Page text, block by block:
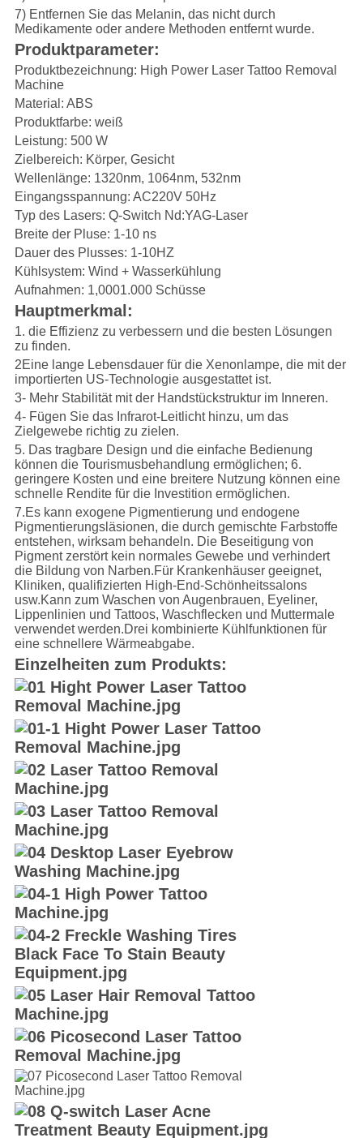
7) Entfernen Sie das Melanin, das nicht durch
Medikamente oder andere Methoden entfernt wurde.
Produktparameter:
Produktbezeichnung: High Power Laser Tattoo Removal
Machine
Material: ABS
Produktfarbe: weiß
Leistung: 500 W
Zielbereich: Körper, Gesicht
Wellenlänge: 1320nm, 1064nm, 532nm
Eingangsspannung: AC220V 50Hz
Typ des Lasers: Q-Switch Nd:YAG-Laser
Breite der Pluse: 1-10 ns
Dauer des Plusses: 1-10HZ
Kühlsystem: Wind + Wasserkühlung
Aufnahmen: 1,0001.000 Schüsse
Hauptmerkmal:
1. die Effizienz zu verbessern und die besten Lösungen
zu finden.
2Eine lange Lebensdauer für die Xenonlampe, die mit der
importierten US-Technologie ausgestattet ist.
3- Mehr Stabilität mit der Handstückstruktur im Inneren.
4- Fügen Sie das Infrarot-Leitlicht hinzu, um das
Zielgewebe richtig zu zielen.
5. Das tragbare Design und die einfache Bedienung
können die Tourismusbehandlung ermöglichen; 6.
geringere Kosten und eine breitere Nutzung können eine
schnelle Rendite für die Investition ermöglichen.
7.Es kann exogene Pigmentierung und endogene
Pigmentierungsläsionen, die durch gemischte Farbstoffe
entstehen, wirksam behandeln. Die Beseitigung von
Pigment zerstört kein normales Gewebe und verhindert
die Bildung von Narben.Für Krankenhäuser geeignet,
Kliniken, qualifizierten High-End-Schönheitssalons
usw.Kann zum Waschen von Augenbrauen, Eyeliner,
Lippenlinien und Tattoos, Waschflecken und Muttermale
verwendet werden.Drei kombinierte Kühlfunktionen für
eine schnellere Wärmeabgabe.
Einzelheiten zum Produkts: